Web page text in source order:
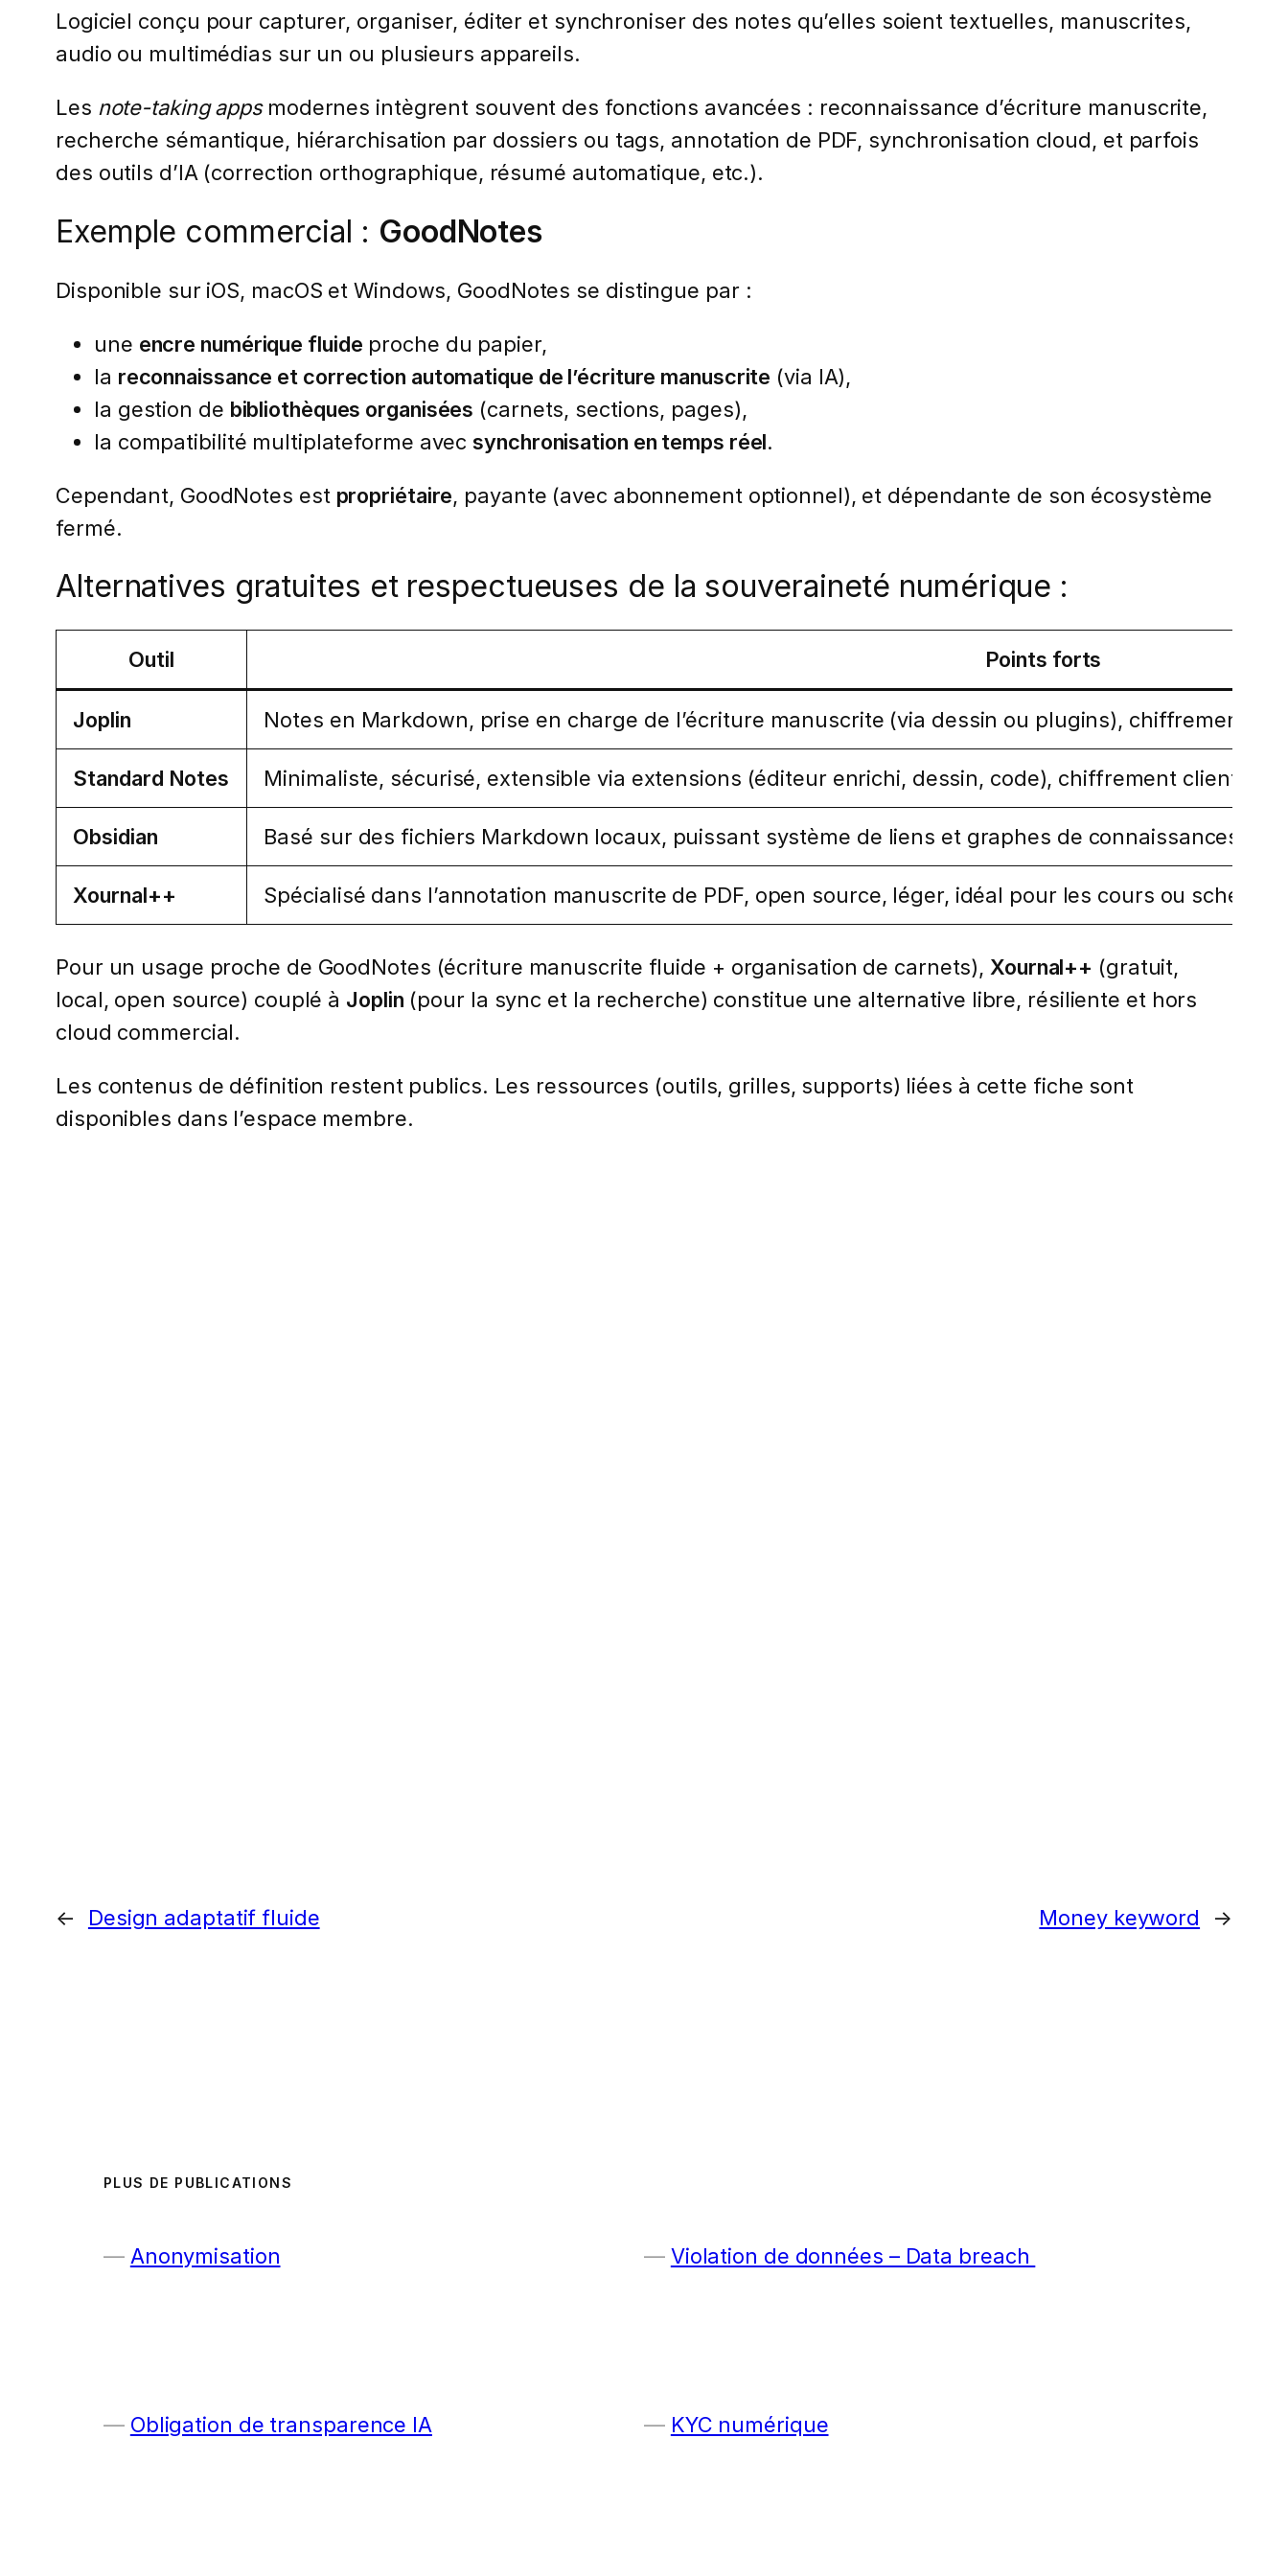
Logiciel conçu pour capturer, organiser, éditer et synchroniser des notes qu’elles soient textuelles, manuscrites,
audio ou multimédias sur un ou plusieurs appareils.
Les note-taking appsmodernes intègrent souvent des fonctions avancées : reconnaissance d’écriture manuscrite,
recherche sémantique, hiérarchisation par dossiers ou tags, annotation de PDF, synchronisation cloud, et parfois
des outils d’IA (correction orthographique, résumé automatique, etc.).
Exemple commercial : GoodNotes
Disponible sur iOS, macOS et Windows, GoodNotes se distingue par :
une encre numérique fluide proche du papier,
la reconnaissance et correction automatique de l’écriture manuscrite (via IA),
la gestion de bibliothèques organisées (carnets, sections, pages),
la compatibilité multiplateforme avecsynchronisation en temps réel.
Cependant, GoodNotes est propriétaire, payante (avec abonnement optionnel), et dépendante de son écosystème
fermé.
Alternatives gratuites et respectueuses de la souveraineté numérique :
Outil Points forts
Joplin Notes en Markdown, prise en charge de l’écriture manuscrite (via dessin ou plugins), chiffrement
Standard Notes Minimaliste, sécurisé, extensible via extensions (éditeur enrichi, dessin, code), chiffrement client-
Obsidian Basé sur des fichiers Markdown locaux, puissant système de liens et graphes de connaissances,
Xournal++ Spécialisé dans l’annotation manuscrite de PDF, open source, léger, idéal pour les cours ou schémas
Pour un usage proche de GoodNotes (écriture manuscrite fluide + organisation de carnets), Xournal++ (gratuit,
local, open source) couplé à Joplin (pour la sync et la recherche) constitue une alternative libre, résiliente et hors
cloud commercial.
Les contenus de définition restent publics. Les ressources (outils, grilles, supports) liées à cette fiche sont
disponibles dans l’espace membre.
← Design adaptatif fluide Money keyword →
PLUS DE PUBLICATIONS
Anonymisation Violation de données – Data breach
Obligation de transparence IA KYC numérique